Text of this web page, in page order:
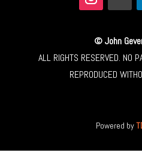
© John
ALL RIGHTS RESERVED. NO
REPRODUCED
Powered by